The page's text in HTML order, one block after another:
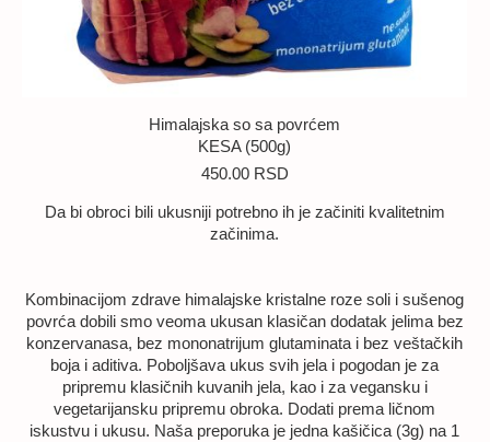
Himalajska so sa povrćem
KESA (500g)
450.00 RSD
Da bi obroci bili ukusniji potrebno ih je začiniti kvalitetnim
začinima.
Kombinacijom zdrave himalajske kristalne roze soli i sušenog
povrća dobili smo veoma ukusan klasičan dodatak jelima bez
konzervanasa, bez mononatrijum glutaminata i bez veštačkih
boja i aditiva. Poboljšava ukus svih jela i pogodan je za
pripremu klasičnih kuvanih jela, kao i za vegansku i
vegetarijansku pripremu obroka. Dodati prema ličnom
iskustvu i ukusu. Naša preporuka je jedna kašičica (3g) na 1